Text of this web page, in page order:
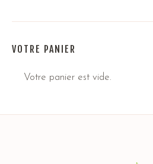
VOTRE PANIER
Votre panier est vide.